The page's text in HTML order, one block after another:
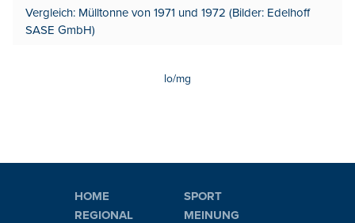
Vergleich: Mülltonne von 1971 und 1972 (Bilder: Edelhoff
SASE GmbH)
lo/mg
HOME
REGIONAL
SPORT
MEINUNG